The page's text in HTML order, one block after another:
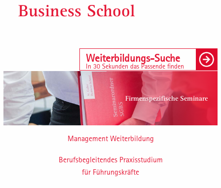
Business School
Weiterbildungs-Suche
In 30 Sekunden das Passende finden
Firmenspezifische Seminare
Management Weiterbildung
Berufsbegleitendes Praxisstudium
für Führungskräfte